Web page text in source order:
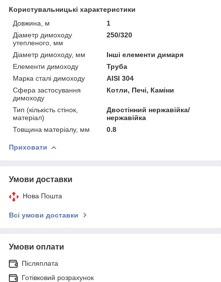
Користувальницькі характеристики
Довжина, м
1
Діаметр димоходу
утепленого, мм
250/320
Діаметр димоходу, мм
Інші елементи димаря
Елементи димоходу
Труба
Марка сталі димоходу
AISI 304
Сфера застосування
димоходу
Котли, Печі, Каміни
Тип (кількість стінок,
матеріал)
Двостінний нержавійка/
нержавійка
Товщина матеріалу, мм
0.8
Приховати
Умови доставки
Нова Пошта
Всі умови доставки
Умови оплати
Післяплата
Готівковий розрахунок